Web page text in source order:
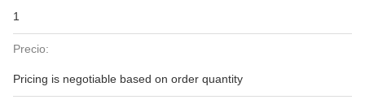
1
Precio:
Pricing is negotiable based on order quantity